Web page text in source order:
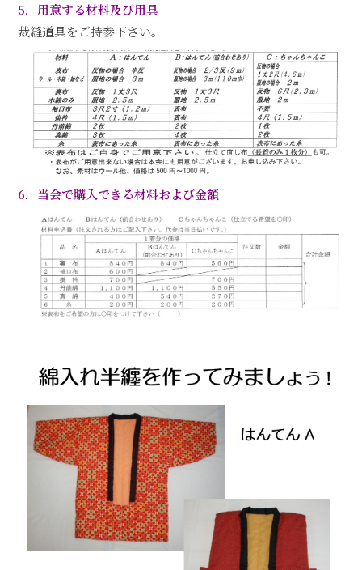
5．用意する材料及び用具
裁縫道具をご持参下さい。
6．当会で購入できる材料および金額